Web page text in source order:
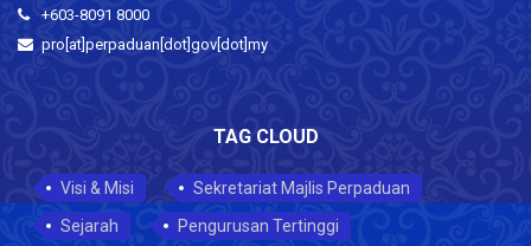
+603-8091 8000
pro[at]perpaduan[dot]gov[dot]my
TAG CLOUD
Visi & Misi
Sekretariat Majlis Perpaduan
Sejarah
Pengurusan Tertinggi